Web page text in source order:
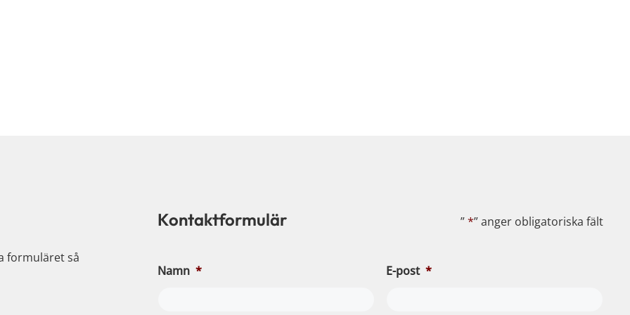
formuläret så
Kontaktformulär ”*” anger obligatoriska fält
Namn * E-post *